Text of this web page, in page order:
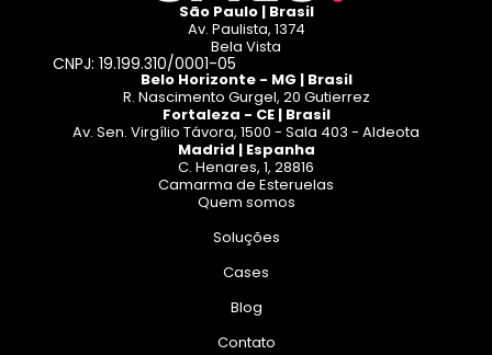
São Paulo | Brasil
Av. Paulista, 1374
Bela Vista
CNPJ: 19.199.310/0001-05
Belo Horizonte - MG | Brasil
R. Nascimento Gurgel, 20 Gutierrez
Fortaleza - CE | Brasil
Av. Sen. Virgílio Távora, 1500 - Sala 403 - Aldeota
Madrid | Espanha
C. Henares, 1, 28816
Camarma de Esteruelas
Quem somos
Soluções
Cases
Blog
Contato